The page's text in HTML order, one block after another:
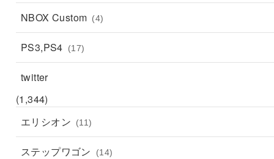
NBOX Custom (4)
PS3,PS4 (17)
twitter
(1,344)
エリシオン
(11)
ステップワゴン (14)